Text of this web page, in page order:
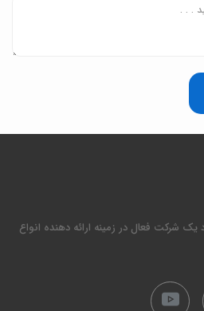
شرکت فعال در زمینه ارائه دهنده انواع